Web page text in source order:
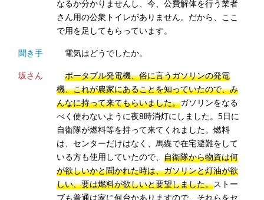
なるか分かりませんし、今、公費解体を行う業者
さん用の公衆トイレがありません。だから、ここ
で用を足してもらっています。
聞き手
電気はどうでしたか。
坂さん
ポータブル発電機、俗に言うガソリンの発電
機、これが農家にあることを知っていたので、み
んなに持って来てもらいました。ガソリンをなる
べく使わないように夜8時消灯にしました。5日に
自衛隊が燃料等を持って来てくれました。燃料
は、センターだけはなく、馬緤で在宅避難をして
いる方も使用していたので、自衛隊から物資は何
が欲しいかと聞かれた時は、ガソリンと灯油が欲
しい、要は燃料が欲しいと要望しました。ストー
ブも普通は家に何台かありますので、それらをセ